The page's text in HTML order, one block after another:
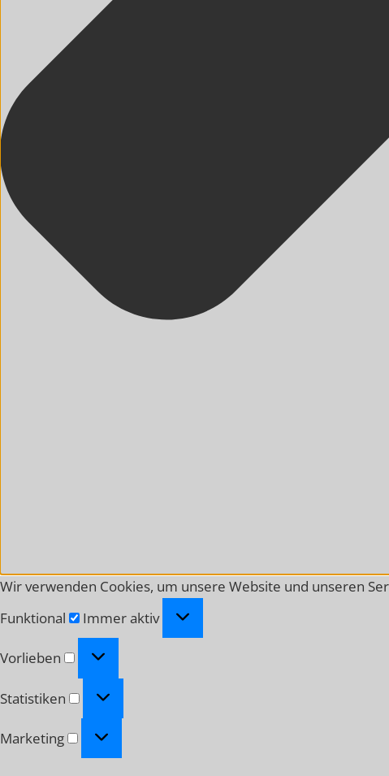
Wir verwenden Cookies, um unsere Website und unseren
Funktional
Funktional
Immer aktiv
Vorlieben Vorlieben
Statistiken Statistiken
Marketing Marketing